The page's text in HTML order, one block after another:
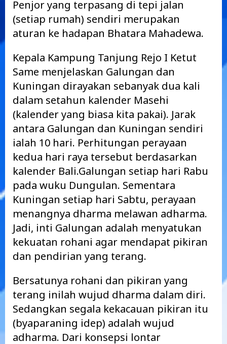
Penjor yang terpasang di tepi jalan
(setiap rumah) sendiri merupakan
aturan ke hadapan Bhatara Mahadewa.
Kepala Kampung Tanjung Rejo I Ketut
Same menjelaskan Galungan dan
Kuningan dirayakan sebanyak dua kali
dalam setahun kalender Masehi
(kalender yang biasa kita pakai). Jarak
antara Galungan dan Kuningan sendiri
ialah 10 hari. Perhitungan perayaan
kedua hari raya tersebut berdasarkan
kalender Bali.Galungan setiap hari Rabu
pada wuku Dungulan. Sementara
Kuningan setiap hari Sabtu, perayaan
menangnya dharma melawan adharma.
Jadi, inti Galungan adalah menyatukan
kekuatan rohani agar mendapat pikiran
dan pendirian yang terang.
Bersatunya rohani dan pikiran yang
terang inilah wujud dharma dalam diri.
Sedangkan segala kekacauan pikiran itu
(byaparaning idep) adalah wujud
adharma. Dari konsepsi lontar